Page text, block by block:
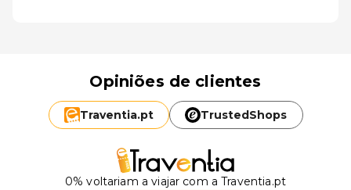
Opiniões de clientes
Traventia.pt TrustedShops
0% voltariam a viajar com a Traventia.pt